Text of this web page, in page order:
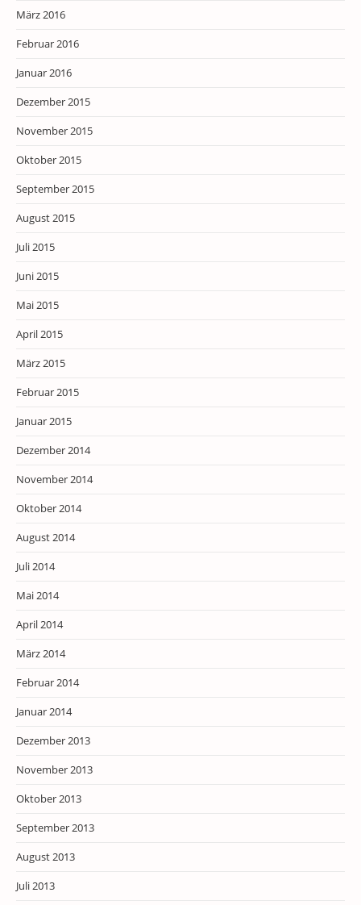
März 2016
Februar 2016
Januar 2016
Dezember 2015
November 2015
Oktober 2015
September 2015
August 2015
Juli 2015
Juni 2015
Mai 2015
April 2015
März 2015
Februar 2015
Januar 2015
Dezember 2014
November 2014
Oktober 2014
August 2014
Juli 2014
Mai 2014
April 2014
März 2014
Februar 2014
Januar 2014
Dezember 2013
November 2013
Oktober 2013
September 2013
August 2013
Juli 2013